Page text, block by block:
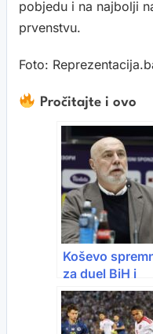
pobjedu i na najbolji
prvenstvu.
Foto:
Pročitajte i ovo
Koševo
za duel BiH i
Sjeverne
Makedonije